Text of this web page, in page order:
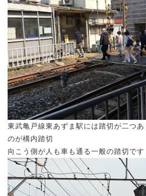
東武亀戸線東あずま駅には踏切が二つ
のが構内踏切
向こう側が人も車も通る一般の踏切です